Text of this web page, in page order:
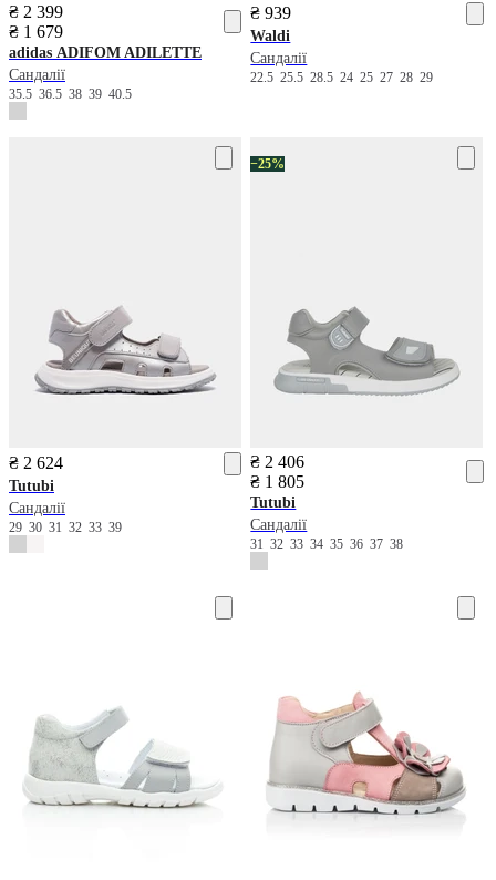
₴ 2 399
₴ 1 679
adidas ADIFOM ADILETTE
Сандалії
35.5 36.5 38 39 40.5
₴ 939
Waldi
Сандалії
22.525.528.52425272829
₴ 2 624
Tutubi
Сандалії
29 30 31 32 33 39
−25%
₴ 2 406
₴ 1 805
Tutubi
Сандалії
3132333435363738